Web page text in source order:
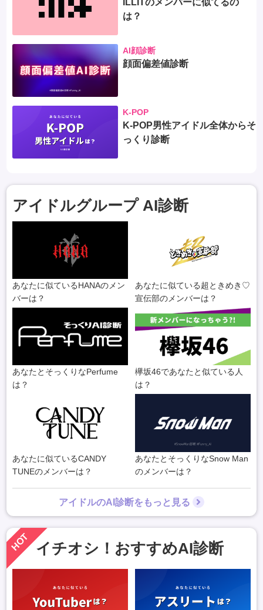
は？
AI顔診断
顔面偏差値診断
K-POP
K-POP男性アイドル全体からそ
っくり診断
アイドルグループ AI診断
あなたに似ているHANAのメン
バーは？
あなたに似ている超ときめき♡
宣伝部のメンバーは？
あなたとそっくりなPerfume
は？
欅坂46であなたと似ている人
は？
あなたに似ているCANDY
TUNEのメンバーは？
あなたとそっくりなSnow Man
のメンバーは？
アイドルのAI診断をもっと見る
HOT イチオシ！おすすめAI診断